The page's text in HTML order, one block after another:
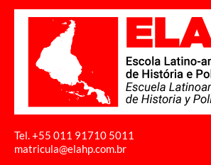
Tel. +55 011 91710 5011
matricula@elahp.com.br